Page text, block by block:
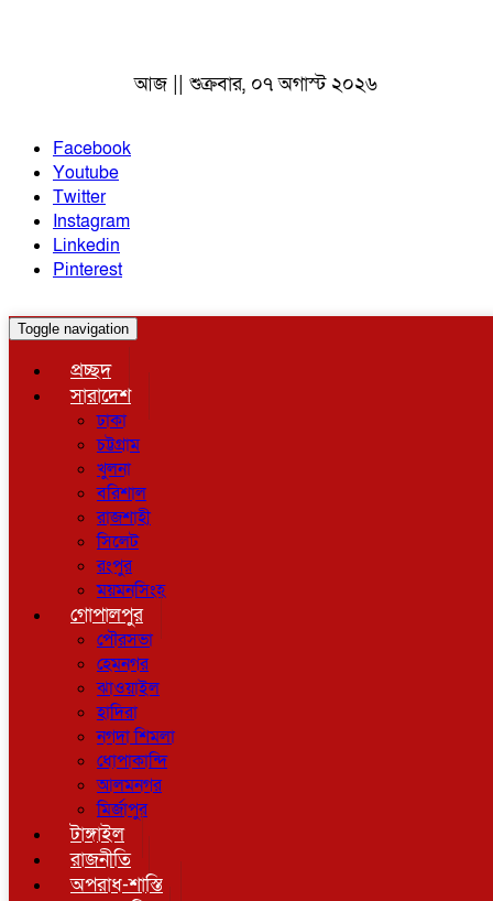
আজ || শুক্রবার, ০৭ অগাস্ট ২০২৬
Facebook
Youtube
Twitter
Instagram
Linkedin
Pinterest
Toggle navigation
প্রচ্ছদ
সারাদেশ
ঢাকা
চট্টগ্রাম
খুলনা
বরিশাল
রাজশাহী
সিলেট
রংপুর
ময়মনসিংহ
গোপালপুর
পৌরসভা
হেমনগর
ঝাওয়াইল
হাদিরা
নগদা শিমলা
ধোপাকান্দি
আলমনগর
মির্জাপুর
টাঙ্গাইল
রাজনীতি
অপরাধ-শাস্তি